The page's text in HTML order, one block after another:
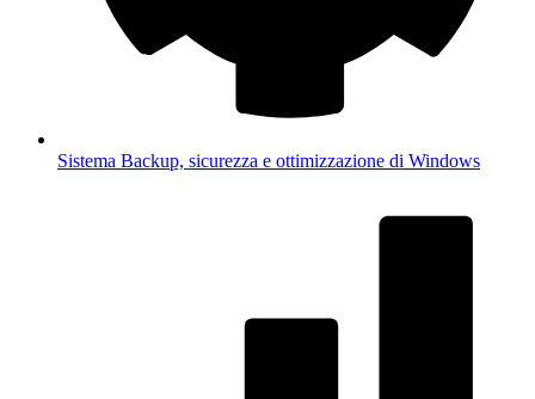
Sistema Backup, sicurezza e ottimizzazione di Windows